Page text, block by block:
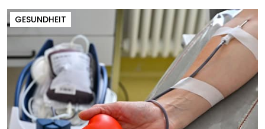
GESUNDHEIT